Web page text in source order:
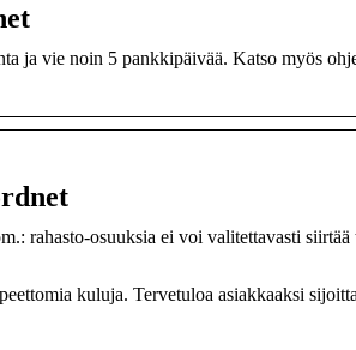
ja vie noin 5 pankkipäivää. Katso myös
rahasto-osuuksia ei voi valitettavasti siirtää
kuluja. Tervetuloa asiakkaaksi